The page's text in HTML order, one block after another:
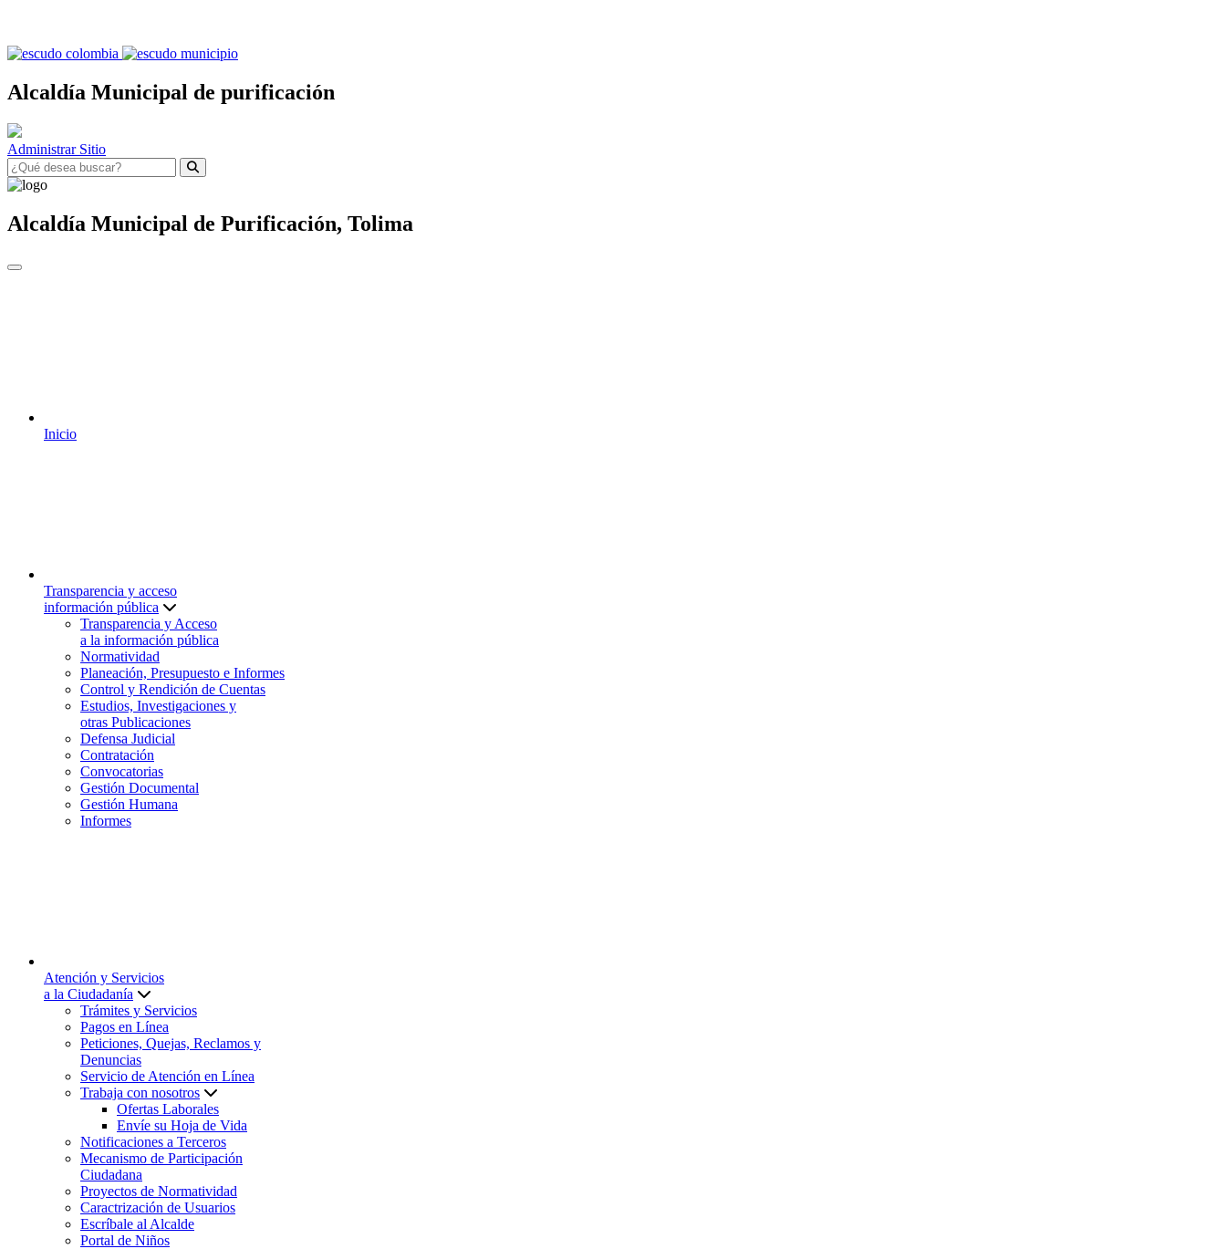
Alcaldía Municipal de purificación
Administrar Sitio
Alcaldía Municipal de Purificación, Tolima
Inicio
Transparencia y acceso
información pública
Transparencia y Acceso
a la información pública
Normatividad
Planeación, Presupuesto e Informes
Control y Rendición de Cuentas
Estudios, Investigaciones y
otras Publicaciones
Defensa Judicial
Contratación
Convocatorias
Gestión Documental
Gestión Humana
Informes
Atención y Servicios
a la Ciudadanía
Trámites y Servicios
Pagos en Línea
Peticiones, Quejas, Reclamos y
Denuncias
Servicio de Atención en Línea
Trabaja con nosotros
Ofertas Laborales
Envíe su Hoja de Vida
Notificaciones a Terceros
Mecanismo de Participación
Ciudadana
Proyectos de Normatividad
Caractrización de Usuarios
Escríbale al Alcalde
Portal de Niños